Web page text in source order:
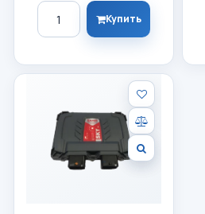
Количество
Купить